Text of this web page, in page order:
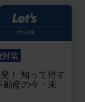
対策
！ 知って得す
動産の今・未